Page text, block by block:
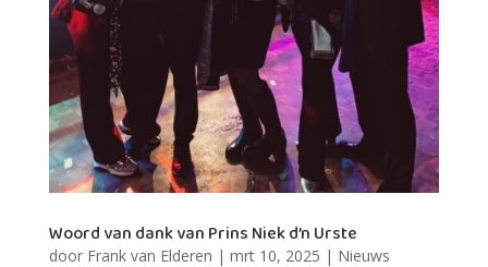
Woord van dank van Prins Niek d’n Urste
door Frank van Elderen | mrt 10, 2025 | Nieuws